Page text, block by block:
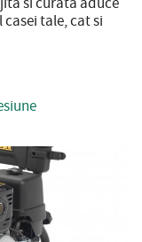
tale, cat si